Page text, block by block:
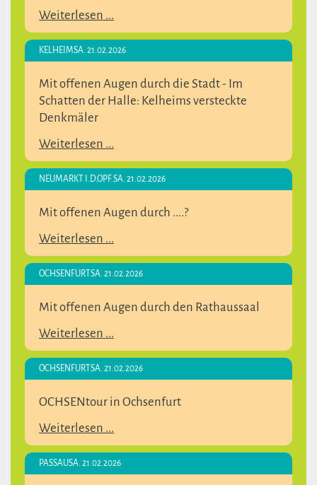
Weiterlesen ...
KELHEIMSA. 21.02.2026
Mit offenen Augen durch die Stadt - Im
Schatten der Halle: Kelheims versteckte
Denkmäler
Weiterlesen ...
NEUMARKT I.D.OPF.SA. 21.02.2026
Mit offenen Augen durch ....?
Weiterlesen ...
OCHSENFURT SA. 21.02.2026
Mit offenen Augen durch den Rathaussaal
Weiterlesen ...
OCHSENFURT SA. 21.02.2026
OCHSENtour in Ochsenfurt
Weiterlesen ...
PASSAUSA. 21.02.2026